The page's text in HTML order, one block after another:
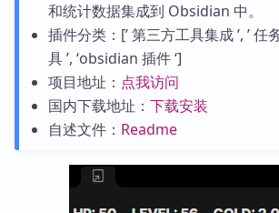
和统计数据集成到 Obsidian 中。
插件分类：[’ 第三方工具集成 ’, ’ 任
具 ’, ‘obsidian 插件 ‘]
项目地址： 点我访问
国内下载地址： 下载安装
自述文件： Readme